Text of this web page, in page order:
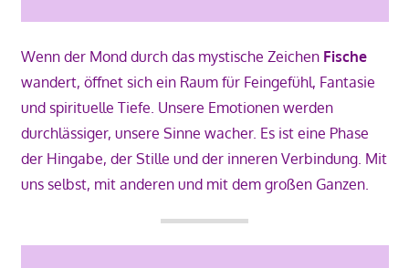
Wenn der Mond durch das mystische Zeichen Fische
wandert, öffnet sich ein Raum für Feingefühl, Fantasie
und spirituelle Tiefe. Unsere Emotionen werden
durchlässiger, unsere Sinne wacher. Es ist eine Phase
der Hingabe, der Stille und der inneren Verbindung. Mit
uns selbst, mit anderen und mit dem großen Ganzen.